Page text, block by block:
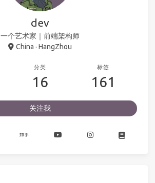
dev
一个艺术家｜前端架构师
China · HangZhou
分类
16
标签
161
关注我